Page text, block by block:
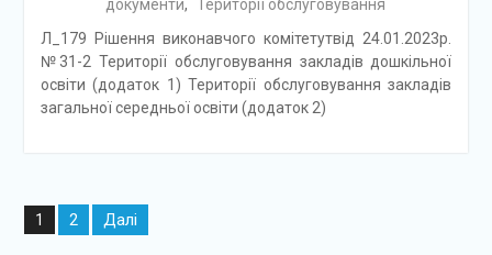
документи, Території обслуговування
Л_179 Рішення виконавчого комітетутвід 24.01.2023р.
№31-2 Території обслуговування закладів дошкільної
освіти (додаток 1) Території обслуговування закладів
загальної середньої освіти (додаток 2)
Навігація
записів
1 2 Далі